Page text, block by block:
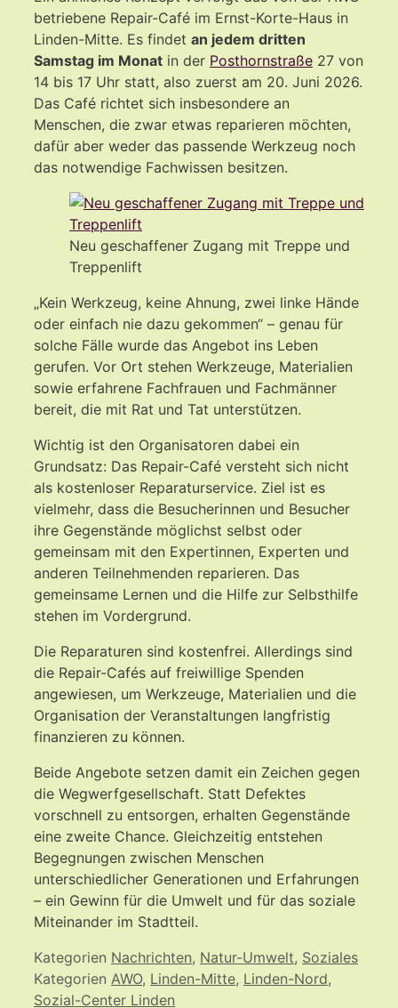
betriebene Repair-Café im Ernst-Korte-Haus in
Linden-Mitte. Es findet an jedem dritten
Samstag im Monat in der Posthornstraße 27 von
14 bis 17 Uhr statt, also zuerst am 20. Juni 2026.
Das Café richtet sich insbesondere an
Menschen, die zwar etwas reparieren möchten,
dafür aber weder das passende Werkzeug noch
das notwendige Fachwissen besitzen.
Neu geschaffener Zugang mit Treppe und
Treppenlift
„Kein Werkzeug, keine Ahnung, zwei linke Hände
oder einfach nie dazu gekommen“ – genau für
solche Fälle wurde das Angebot ins Leben
gerufen. Vor Ort stehen Werkzeuge, Materialien
sowie erfahrene Fachfrauen und Fachmänner
bereit, die mit Rat und Tat unterstützen.
Wichtig ist den Organisatoren dabei ein
Grundsatz: Das Repair-Café versteht sich nicht
als kostenloser Reparaturservice. Ziel ist es
vielmehr, dass die Besucherinnen und Besucher
ihre Gegenstände möglichst selbst oder
gemeinsam mit den Expertinnen, Experten und
anderen Teilnehmenden reparieren. Das
gemeinsame Lernen und die Hilfe zur Selbsthilfe
stehen im Vordergrund.
Die Reparaturen sind kostenfrei. Allerdings sind
die Repair-Cafés auf freiwillige Spenden
angewiesen, um Werkzeuge, Materialien und die
Organisation der Veranstaltungen langfristig
finanzieren zu können.
Beide Angebote setzen damit ein Zeichen gegen
die Wegwerfgesellschaft. Statt Defektes
vorschnell zu entsorgen, erhalten Gegenstände
eine zweite Chance. Gleichzeitig entstehen
Begegnungen zwischen Menschen
unterschiedlicher Generationen und Erfahrungen
– ein Gewinn für die Umwelt und für das soziale
Miteinander im Stadtteil.
Kategorien Nachrichten, Natur-Umwelt, Soziales
Kategorien AWO, Linden-Mitte, Linden-Nord,
Sozial-Center Linden